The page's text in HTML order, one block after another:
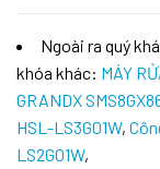
Ngoài ra quý
khóa khác: MÁY
GRANDX
HSL-LS3G01W,
LS2G01W,